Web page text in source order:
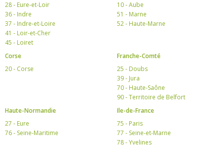
28 - Eure-et-Loir
36 - Indre
37 - Indre-et-Loire
41 - Loir-et-Cher
45 - Loiret
10 - Aube
51 - Marne
52 - Haute-Marne
Corse
20 - Corse
Franche-Comté
25 - Doubs
39 - Jura
70 - Haute-Saône
90 - Territoire de Belfort
Haute-Normandie
27 - Eure
76 - Seine-Maritime
Ile-de-France
75 - Paris
77 - Seine-et-Marne
78 - Yvelines